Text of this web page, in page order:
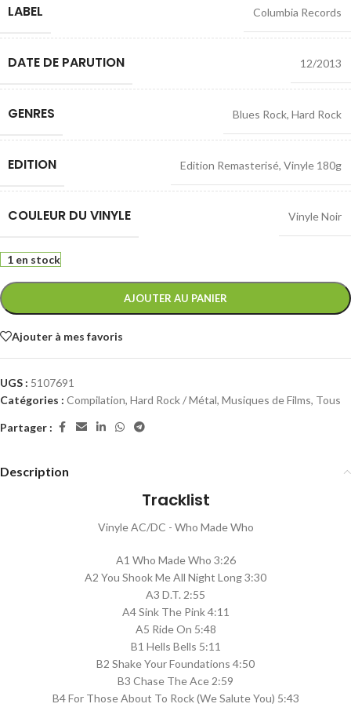
LABEL Columbia Records
DATE DE PARUTION 12/2013
GENRES Blues Rock, Hard Rock
EDITION Edition Remasterisé, Vinyle 180g
COULEUR DU VINYLE Vinyle Noir
1 en stock
AJOUTER AU PANIER
Ajouter à mes favoris
UGS : 5107691
Catégories : Compilation, Hard Rock / Métal, Musiques de Films, Tous
Partager :
Description
Tracklist
Vinyle AC/DC - Who Made Who
A1 Who Made Who 3:26
A2 You Shook Me All Night Long 3:30
A3 D.T. 2:55
A4 Sink The Pink 4:11
A5 Ride On 5:48
B1 Hells Bells 5:11
B2 Shake Your Foundations 4:50
B3 Chase The Ace 2:59
B4 For Those About To Rock (We Salute You) 5:43